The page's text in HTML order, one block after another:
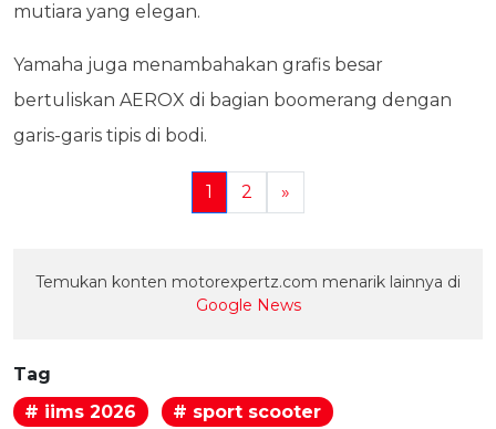
mutiara yang elegan.
Yamaha juga menambahakan grafis besar
bertuliskan AEROX di bagian boomerang dengan
garis-garis tipis di bodi.
1 2 »
Temukan konten motorexpertz.com menarik lainnya di
Google News
Tag
# iims 2026
# sport scooter